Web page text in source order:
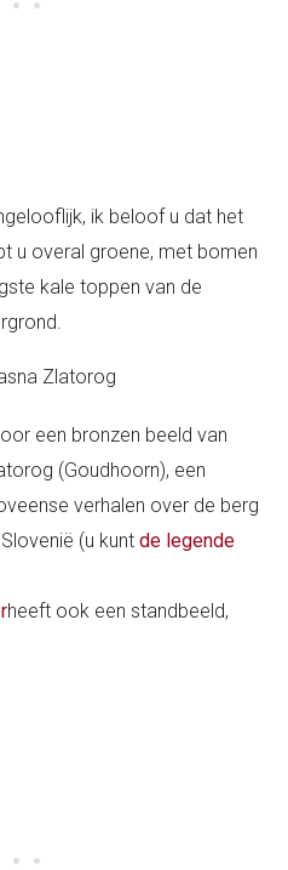
ik beloof u dat het
u overal groene, met bomen
kale toppen van de
een bronzen beeld van
(Goudhoorn), een
verhalen over de berg
(u kuntde legende
heeft ook een standbeeld,